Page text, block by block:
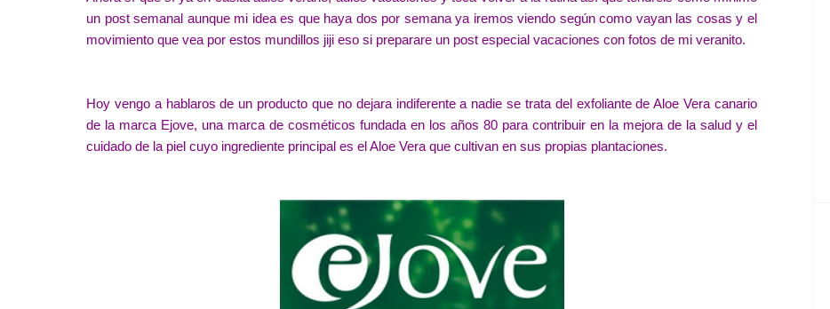
un post semanal aunque mi idea es que haya dos por semana ya iremos viendo según como vayan las cosas y el
movimiento que vea por estos mundillos jiji eso si preparare un post especial vacaciones con fotos de mi veranito.
Hoy vengo a hablaros de un producto que no dejara indiferente a nadie se trata del exfoliante de Aloe Vera canario
de la marca Ejove, una marca de cosméticos fundada en los años 80 para contribuir en la mejora de la salud y el
cuidado de la piel cuyo ingrediente principal es el Aloe Vera que cultivan en sus propias plantaciones.